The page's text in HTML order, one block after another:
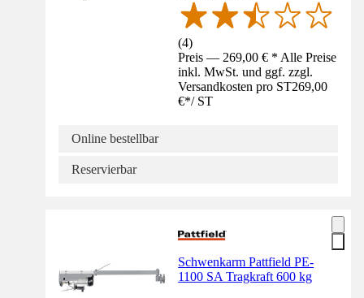
(4)
Preis — 269,00 € * Alle Preise
inkl. MwSt. und ggf. zzgl.
Versandkosten pro ST269,00
€*/ ST
Online bestellbar
Reservierbar
Schwenkarm Pattfield PE-
1100 SA Tragkraft 600 kg